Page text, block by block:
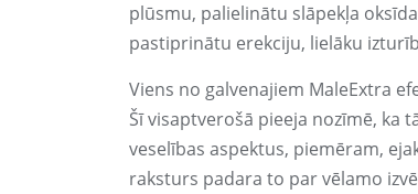
plūsmu, palielinātu slāpekļa
pastiprinātu erekciju, lielāku
Viens no galvenajiem MaleExtra
Šī visaptverošā pieeja nozīmē, ka
veselības aspektus, piemēram,
raksturs padara to par vēlamo